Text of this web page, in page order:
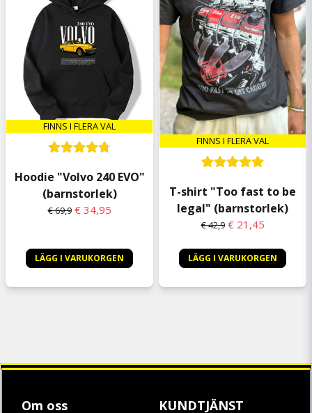
FINNS I FLERA VAL
Hoodie "Volvo 240 EVO"
(barnstorlek)
€ 69,9 € 34,95
LÄGG I VARUKORGEN
FINNS I FLERA VAL
T-shirt "Too fast to be
legal" (barnstorlek)
€ 42,9 € 21,45
LÄGG I VARUKORGEN
Om oss KUNDTJÄNST